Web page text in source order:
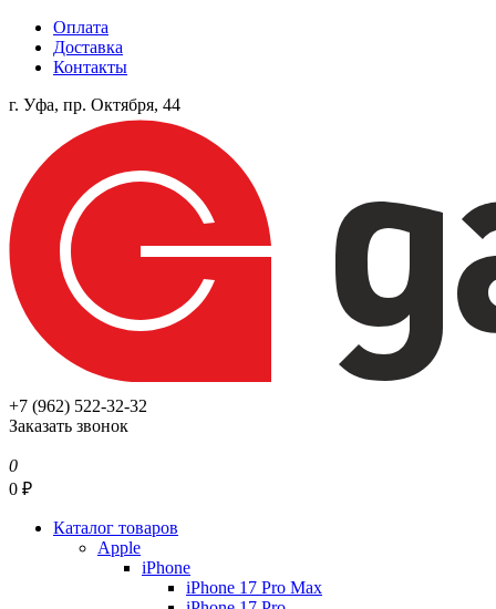
Оплата
Доставка
Контакты
г. Уфа, пр. Октября, 44
+7 (962) 522-32-32
Заказать звонок
0
0 ₽
Каталог товаров
Apple
iPhone
iPhone 17 Pro Max